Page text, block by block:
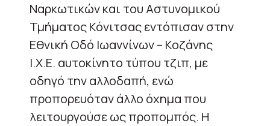
Ναρκωτικών και του Αστυνομικού
Τμήματος Κόνιτσας εντόπισαν στην
Εθνική Οδό Ιωαννίνων – Κοζάνης
Ι.Χ.Ε. αυτοκίνητο τύπου τζιπ, με
οδηγό την αλλοδαπή, ενώ
προπορευόταν άλλο όχημα που
λειτουργούσε ως προπομπός. Η